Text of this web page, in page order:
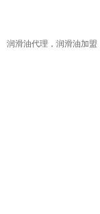
润滑油代理 ， 润滑油加盟